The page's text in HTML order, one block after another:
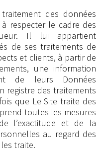
des données
à respecter le cadre des
Il lui appartient
de ses traitements de
et clients, à partir de
une information
de leurs Données
registre des traitements
que Le Site traite des
toutes les mesures
l’exactitude et de la
au regard des
traite.